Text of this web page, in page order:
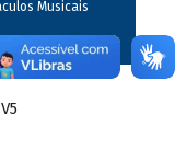
Musicais